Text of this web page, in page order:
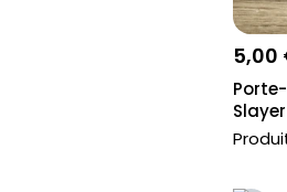
5,00
Slayer